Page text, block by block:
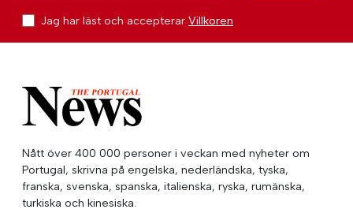
Jag har läst och accepterar Villkoren
Nått över 400 000 personer i veckan med nyheter om
Portugal, skrivna på engelska, nederländska, tyska,
franska, svenska, spanska, italienska, ryska, rumänska,
turkiska och kinesiska.